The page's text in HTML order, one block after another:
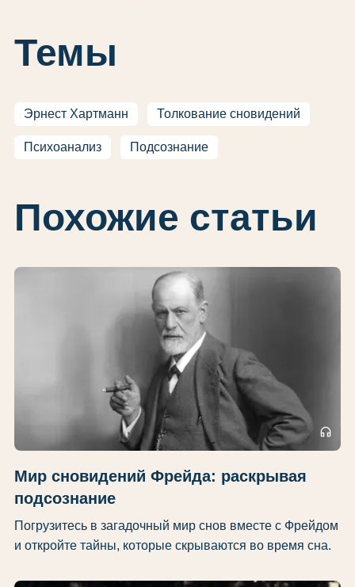
Темы
Эрнест Хартманн Толкование сновидений
Психоанализ Подсознание
Похожие статьи
headphones
Мир сновидений Фрейда: раскрывая
подсознание
Погрузитесь в загадочный мир снов вместе с Фрейдом
и откройте тайны, которые скрываются во время сна.